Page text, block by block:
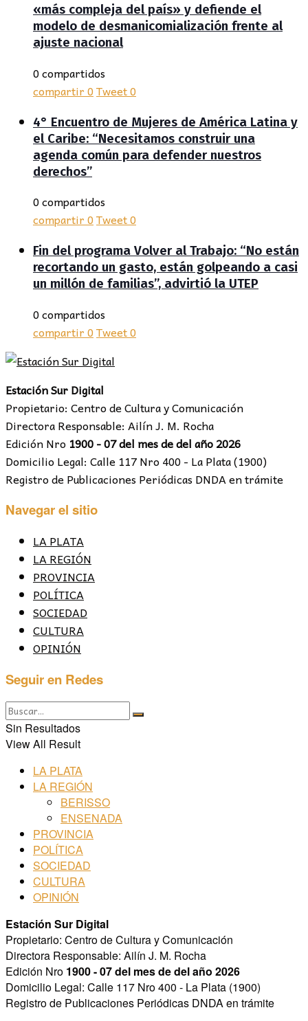
«más compleja del país» y defiende el
modelo de desmanicomialización frente al
ajuste nacional
0 compartidos
compartir0Tweet0
4° Encuentro de Mujeres de América Latina y
el Caribe: “Necesitamos construir una
agenda común para defender nuestros
derechos”
0 compartidos
compartir0Tweet0
Fin del programa Volver al Trabajo: “No están
recortando un gasto, están golpeando a casi
un millón de familias”, advirtió la UTEP
0 compartidos
compartir0Tweet0
Estación Sur Digital
Propietario: Centro de Cultura y Comunicación
Directora Responsable: Ailín J. M. Rocha
Edición Nro 1900 - 07 del mes de del año 2026
Domicilio Legal: Calle 117 Nro 400 - La Plata (1900)
Registro de Publicaciones Periódicas DNDA en trámite
Navegar el sitio
LA PLATA
LA REGIÓN
PROVINCIA
POLÍTICA
SOCIEDAD
CULTURA
OPINIÓN
Seguir en Redes
Sin Resultados
View All Result
LA PLATA
LA REGIÓN
BERISSO
ENSENADA
PROVINCIA
POLÍTICA
SOCIEDAD
CULTURA
OPINIÓN
Estación Sur Digital
Propietario: Centro de Cultura y Comunicación
Directora Responsable: Ailín J. M. Rocha
Edición Nro 1900 - 07 del mes de del año 2026
Domicilio Legal: Calle 117 Nro 400 - La Plata (1900)
Registro de Publicaciones Periódicas DNDA en trámite